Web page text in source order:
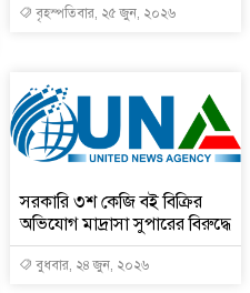
বৃহস্পতিবার, ২৫ জুন, ২০২৬
সরকারি ৩শ কেজি বই বিক্রির
অভিযোগ মাদ্রাসা সুপারের বিরুদ্ধে
বুধবার, ২৪ জুন, ২০২৬